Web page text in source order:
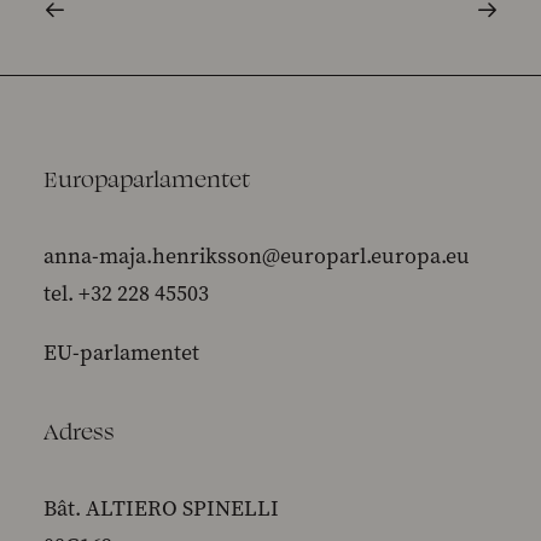
Europaparlamentet
anna-maja.henriksson@europarl.europa.eu
tel. +32 228 45503
EU-parlamentet
Adress
Bât. ALTIERO SPINELLI